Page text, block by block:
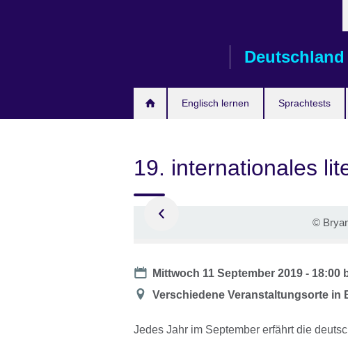
Deutschland
Englisch lernen Sprachtests
19. internationales
©
Date
Mittwoch 11 September 2019 - 18:00
Location
Verschiedene Veranstaltungsorte in
Jedes Jahr im September erfährt die